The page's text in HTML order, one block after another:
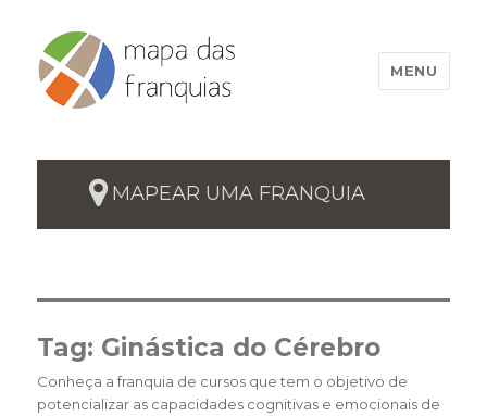
MENU
MAPEAR UMA FRANQUIA
Tag: Ginástica do Cérebro
Conheça a franquia de cursos que tem o objetivo de
potencializar as capacidades cognitivas e emocionais de